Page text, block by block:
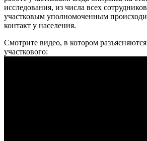
исследования, из числа всех
участковым уполномоченным
контакт у населения.
Смотрите видео, в котором
участкового: